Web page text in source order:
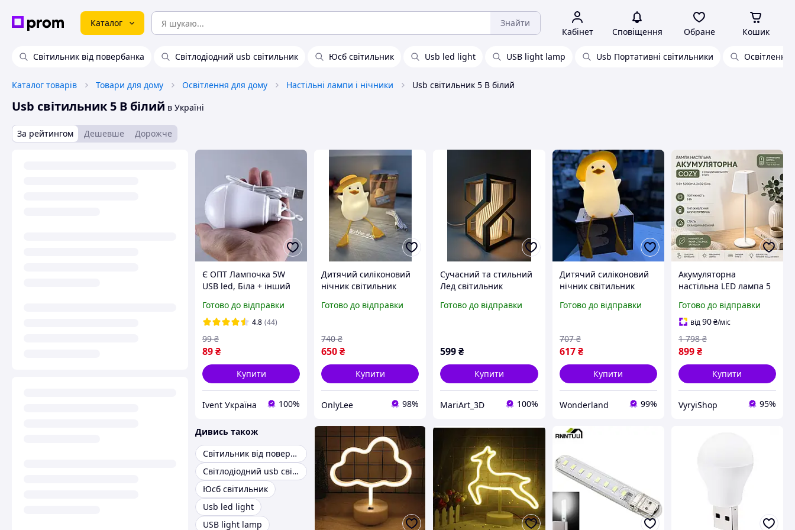
Каталог Знайти
Кабінет Сповіщення Обране Кошик
Світильник від повербанка Світлодіодний usb світильник Юсб світильник Usb led light USB light lamp Usb Портативні світильники Освітлення
Каталог товарів Товари для дому Освітлення для дому Настільні лампи і нічники Usb світильник 5 В білий
Usb світильник 5 В білий в Україні
За рейтингом Дешевше Дорожче
Є ОПТ Лампочка 5W
USB led, Біла + інший
лампа,світильник, в
повербанк
Готово до відправки
4.8 (44)
89₴
99 ₴
Купити
Ivent Україна 100%
Дитячий силіконовий
нічник світильник
акумулятором 7
світильник
Готово до відправки
650₴
740 ₴
Купити
OnlyLee 98%
Сучасний та стильний
Лед світильник
Готово до відправки
599₴
Купити
MariArt_3D 100%
Дитячий силіконовий
нічник світильник
акумулятором 7
світильник
Готово до відправки
617 ₴
707 ₴
Купити
Wonderland 99%
Акумуляторна
настільна LED лампа 5
бездротовий
світильник USB
сенсорна біла у
скандинавському стилі
Готово до відправки
від90₴/міс
899₴
1 798 ₴
Купити
VyryiShop 95%
Дивись також
Світильник від повербанка
Світлодіодний usb світильник
Юсб світильник
Usb led light
USB light lamp